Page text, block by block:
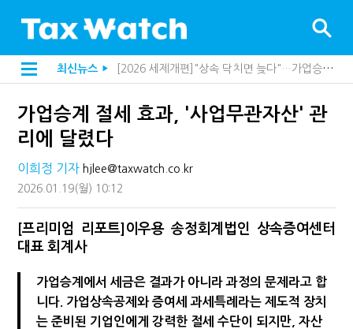
최신뉴스 ▶
[2026 세제개편]"상속 닥치면 늦다"…가업승계 성패, 시간에 달렸다
[2026 세제개편]종부세는 집값, 가업상속은 기술…납세자가 꼭 볼 5가지
전자담배 통관, 이제 제품이 아니라 공급망을 본다
내 지분만 봤다간 낭패…주식 양도세 추징 부른 '3가지 실수'
세무법인 HKL, 조사·재산세 전문가 임종수 세무사 영입
배달라이더 원천징수 세금 인하…환급 플랫폼 수익성 악화될까
상속·증여세 조사, 이제 코인거래소까지 샅샅이 본다
고액자산가 더 옥죈다…해외신탁 미신고 제보에 포상금
반도체·AI로봇 국내 생산땐 세금 깎아준다
가업승계 절세 효과, '사업무관자산' 관
리에 달렸다
이희정 기자 hjlee@taxwatch.co.kr
2026.01.19(월) 10:12
[프리미엄 리포트]이우용 송정회계법인 상속증여센터
대표 회계사
가업승계에서 세금은 결과가 아니라 과정의 문제라고 합
니다. 가업상속공제와 증여세 과세특례라는 제도적 장치
는 준비된 기업인에게 강력한 절세 수단이 되지만, 자산